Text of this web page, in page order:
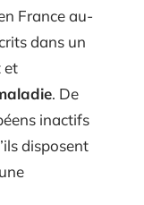
France au-
dans un
et
. De
inactifs
disposent